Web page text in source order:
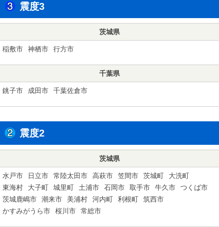
震度3
茨城県
稲敷市 神栖市 行方市
千葉県
銚子市 成田市 千葉佐倉市
震度2
茨城県
水戸市 日立市 常陸太田市 高萩市 笠間市 茨城町
大洗町
東海村
大子町 城里町 土浦市 石岡市 取手市 牛久市
つくば市
茨城鹿嶋市
潮来市 美浦村 河内町 利根町
筑西市
かすみがうら市
桜川市 常総市